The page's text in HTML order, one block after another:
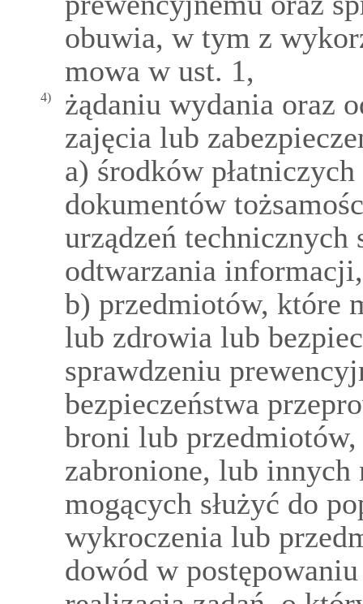
obuwia, w tym z
mowa w ust. 1,
4)
żądaniu wydania oraz
zajęcia lub
a) środków
dokumentów
urządzeń technicznych
odtwarzania informacji,
b) przedmiotów, które
lub zdrowia lub
sprawdzeniu
bezpieczeństwa
broni lub
zabronione, lub
mogących służyć do
wykroczenia lub
dowód w